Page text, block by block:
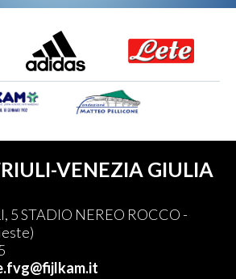
VENEZIA GIULIA
5 STADIO NEREO ROCCO -